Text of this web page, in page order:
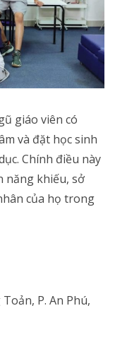
giáo viên có
và đặt học sinh
Chính điều này
năng khiếu, sở
của họ trong
P. An Phú,